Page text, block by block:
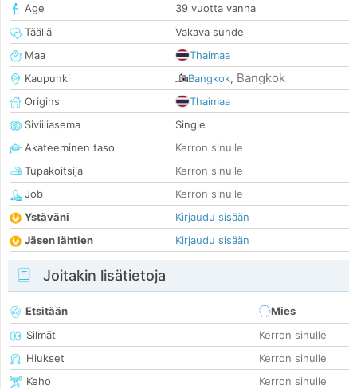
Age
39 vuotta vanha
Täällä
Vakava suhde
Maa
Thaimaa
Kaupunki
Bangkok, Bangkok
Origins
Thaimaa
Siviiliasema
Single
Akateeminen taso
Kerron sinulle
Tupakoitsija
Kerron sinulle
Job
Kerron sinulle
Ystäväni
Kirjaudu sisään
Jäsen lähtien
Kirjaudu sisään
Joitakin lisätietoja
Etsitään
Mies
Silmät
Kerron sinulle
Hiukset
Kerron sinulle
Keho
Kerron sinulle